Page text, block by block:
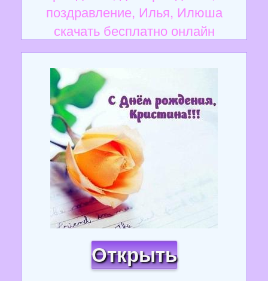
поздравление, Илья, Илюша
скачать бесплатно онлайн
Открыть